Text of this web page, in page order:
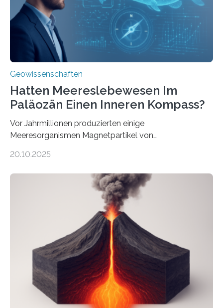
Systemen freigesetzt wird, über ganze Ozeanbecken
transportiert werden kann. „Das…
Geowissenschaften
Hatten Meereslebewesen Im
Paläozän Einen Inneren Kompass?
Vor Jahrmillionen produzierten einige
Meeresorganismen Magnetpartikel von
Sedimenten zu finden sind. Nun ist es einem
Domänen auf einem dieser „Riesenmagnetfossilien” mit
einer raffinierten Methode an der Diamond-
Röntgenquelle zu kartieren. Ihre Analyse zeigt, dass
diese Partikel es den Organismen ermöglicht haben
könnten, winzige Schwankungen sowohl in der
Richtung als auch in der Intensität des Erdmagnetfelds
wahrzunehmen. Dadurch konnten sie sich verorten und
über den Ozean navigieren. Vor einigen Jahren…
20.10.2025